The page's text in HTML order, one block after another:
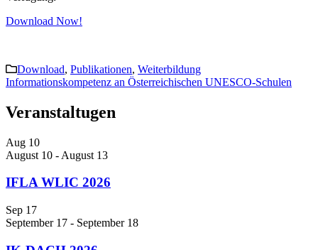
Download Now!
Download, Publikationen, Weiterbildung
Post
navigation
Informationskompetenz an Österreichischen UNESCO-Schulen
Veranstaltugen
Aug 10
August 10 - August 13
IFLA WLIC 2026
Sep 17
September 17 - September 18